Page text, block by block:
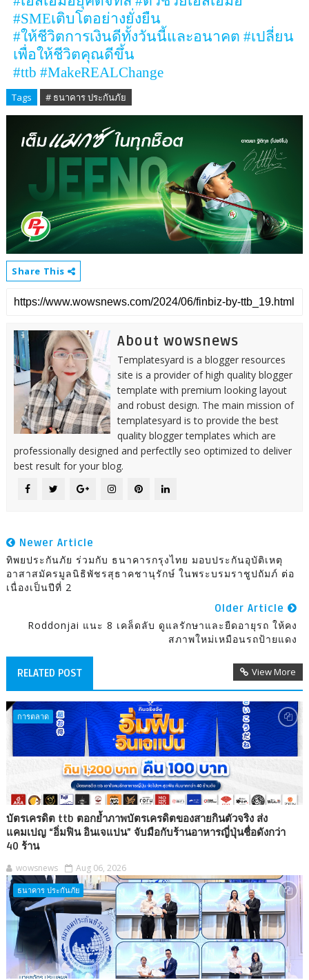
#SMEเติบโตอย่างยั่งยืน
#ให้ชีวิตการเงินดีทั้งวันนี้และอนาคต #เปลี่ยน
เพื่อให้ชีวิตคุณดีขึ้น
#ttb #MakeREALChange
Tags # ธนาคาร ประกันภัย
Share This
About wowsnews
Templatesyard is a blogger resources
site is a provider of high quality blogger
template with premium looking layout
and robust design. The main mission of
templatesyard is to provide the best
quality blogger templates which are
professionally designed and perfectlly seo optimized to deliver
best result for your blog.
Newer Article
ทิพยประกันภัย ร่วมกับ ธนาคารกรุงไทย มอบประกันอุบัติเหตุ
อาสาสมัครมูลนิธิพัชรสุธาคชานุรักษ์ ในพระบรมราชูปถัมภ์ ต่อ
เนื่องเป็นปีที่ 2
Older Article
Roddonjai แนะ 8 เคล็ดลับ ดูแลรักษาและยืดอายุรถ ให้คง
สภาพใหม่เหมือนรถป้ายแดง
RELATED POST View More
การตลาด
บัตรเครดิต ttb ตอกย้ำภาพบัตรเครดิตของสายกินตัวจริง ส่ง
แคมเปญ “อิ่มฟิน อินเจแปน” จับมือกับร้านอาหารญี่ปุ่นชื่อดังกว่า
40 ร้าน
wowsnews Aug 06, 2026
ธนาคาร ประกันภัย